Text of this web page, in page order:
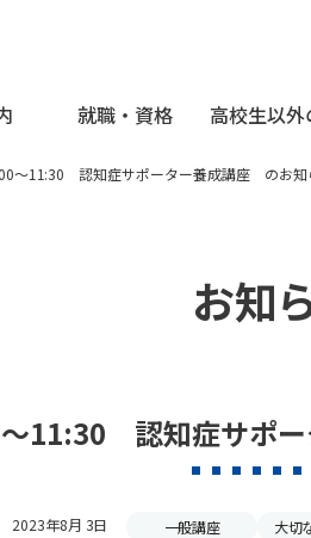
就職・資格 高校生以外
～11:30 認知症サポーター養成講座 のお知
お知
11:30 認知症サポ
2023年8月 3日 一般講座 大切